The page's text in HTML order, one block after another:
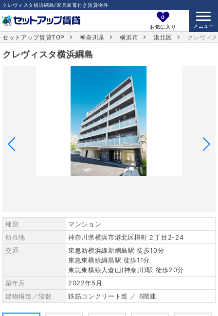
クレヴィスタ横浜綱島/家具家電付き賃貸物件
0
お気に入り
セットアップ賃貸TOP 神奈川県 横浜市 港北区 クレヴィ
クレヴィスタ横浜綱島
種別
マンション
所在地
神奈川県横浜市港北区樽町２丁目2-24
交通
東急新横浜線新綱島駅 徒歩10分
東急東横線綱島駅 徒歩11分
東急東横線大倉山(神奈川)駅 徒歩20分
築年月
2022年5月
建物構造／階数
鉄筋コンクリート造 ／ 6階建